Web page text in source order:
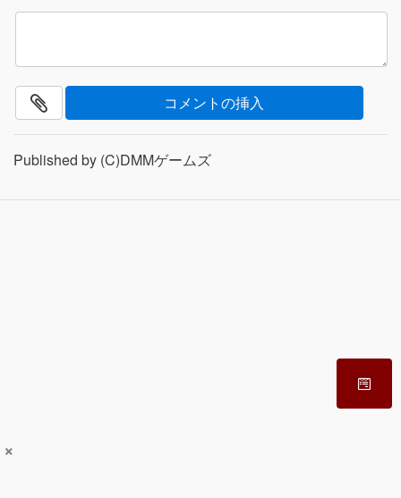
×
Published by (C)DMMゲームズ